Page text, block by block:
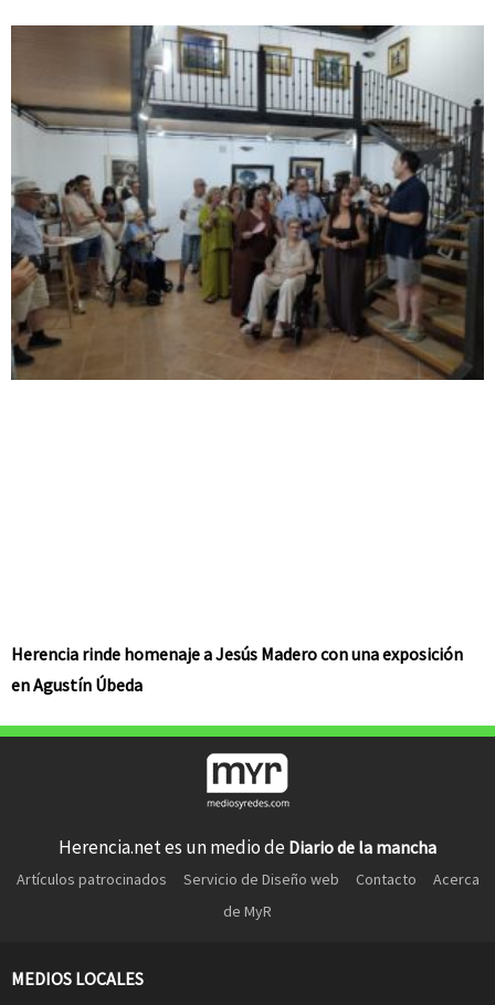
Herencia rinde homenaje a Jesús Madero con una exposición
en Agustín Úbeda
Herencia.net es un medio de Diario de la mancha
Artículos patrocinados Servicio de Diseño web Contacto
Acerca
de MyR
MEDIOS LOCALES